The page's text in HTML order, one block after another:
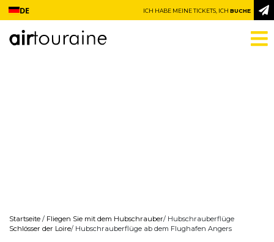
Zum Inhalt springen
DE ICH HABE MEINE TICKETS, ICHBUCHE
Startseite / Fliegen Sie mit dem Hubschrauber/ Hubschrauberflüge
Schlösser der Loire/ Hubschrauberflüge ab dem Flughafen Angers